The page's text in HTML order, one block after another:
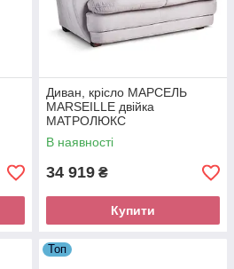
Диван, крісло МАРСЕЛЬ
MARSEILLE двійка
МАТРОЛЮКС
В наявності
34 919 ₴
Купити
Топ